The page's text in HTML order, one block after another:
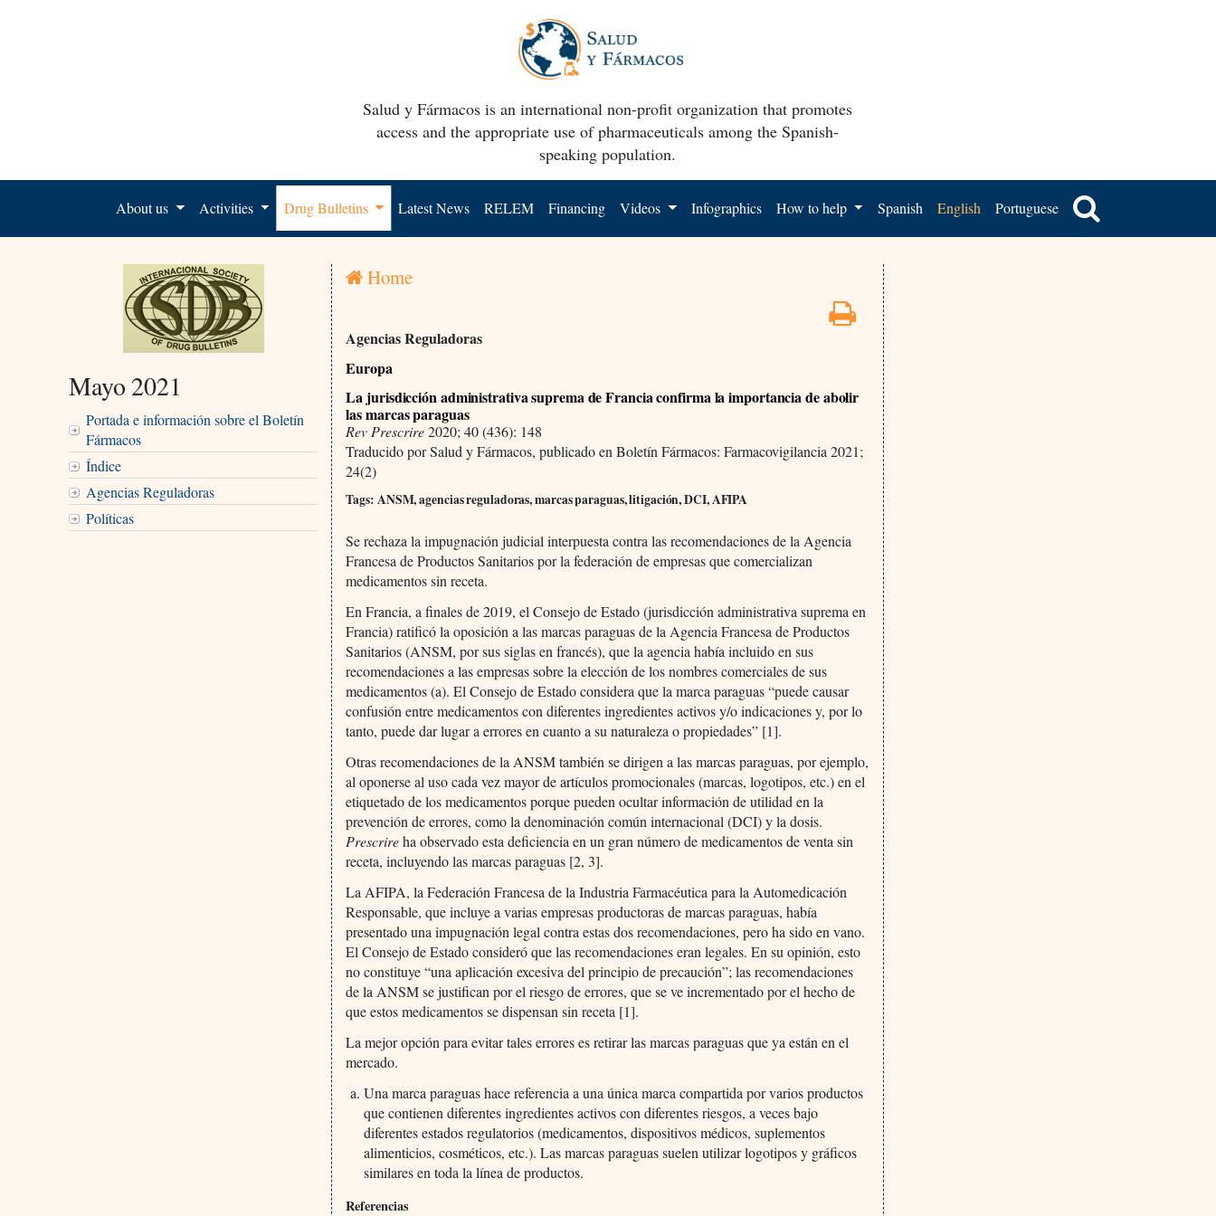
Salud y Fármacos is an international non-profit organization that promotes
access and the appropriate use of pharmaceuticals among the Spanish-
speaking population.
About us Activities Drug Bulletins Latest News RELEM Financing Videos Infographics How to help Spanish English Portuguese
Mayo 2021
Portada e información sobre el Boletín
Fármacos
Índice
Agencias Reguladoras
Políticas
Home
Agencias Reguladoras
Europa
La jurisdicción administrativa suprema de Francia confirma la importancia de abolir
las marcas paraguas
Rev Prescrire2020; 40 (436): 148
Traducido por Salud y Fármacos, publicado en Boletín Fármacos: Farmacovigilancia 2021;
24(2)
Tags: ANSM, agencias reguladoras, marcas paraguas, litigación, DCI, AFIPA
Se rechaza la impugnación judicial interpuesta contra las recomendaciones de la Agencia
Francesa de Productos Sanitarios por la federación de empresas que comercializan
medicamentos sin receta.
En Francia, a finales de 2019, el Consejo de Estado (jurisdicción administrativa suprema en
Francia) ratificó la oposición a las marcas paraguas de la Agencia Francesa de Productos
Sanitarios (ANSM, por sus siglas en francés), que la agencia había incluido en sus
recomendaciones a las empresas sobre la elección de los nombres comerciales de sus
medicamentos (a). El Consejo de Estado considera que la marca paraguas “puede causar
confusión entre medicamentos con diferentes ingredientes activos y/o indicaciones y, por lo
tanto, puede dar lugar a errores en cuanto a su naturaleza o propiedades” [1].
Otras recomendaciones de la ANSM también se dirigen a las marcas paraguas, por ejemplo,
al oponerse al uso cada vez mayor de artículos promocionales (marcas, logotipos, etc.) en el
etiquetado de los medicamentos porque pueden ocultar información de utilidad en la
prevención de errores, como la denominación común internacional (DCI) y la dosis.
Prescrireha observado esta deficiencia en un gran número de medicamentos de venta sin
receta, incluyendo las marcas paraguas [2, 3].
La AFIPA, la Federación Francesa de la Industria Farmacéutica para la Automedicación
Responsable, que incluye a varias empresas productoras de marcas paraguas, había
presentado una impugnación legal contra estas dos recomendaciones, pero ha sido en vano.
El Consejo de Estado consideró que las recomendaciones eran legales. En su opinión, esto
no constituye “una aplicación excesiva del principio de precaución”; las recomendaciones
de la ANSM se justifican por el riesgo de errores, que se ve incrementado por el hecho de
que estos medicamentos se dispensan sin receta [1].
La mejor opción para evitar tales errores es retirar las marcas paraguas que ya están en el
mercado.
Una marca paraguas hace referencia a una única marca compartida por varios productos
que contienen diferentes ingredientes activos con diferentes riesgos, a veces bajo
diferentes estados regulatorios (medicamentos, dispositivos médicos, suplementos
alimenticios, cosméticos, etc.). Las marcas paraguas suelen utilizar logotipos y gráficos
similares en toda la línea de productos.
Referencias